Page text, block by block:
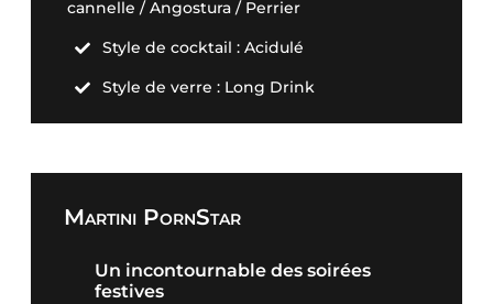
cannelle / Angostura / Perrier
 Style de cocktail : Acidulé
 Style de verre : Long Drink
Martini PornStar
Un incontournable des soirées
festives